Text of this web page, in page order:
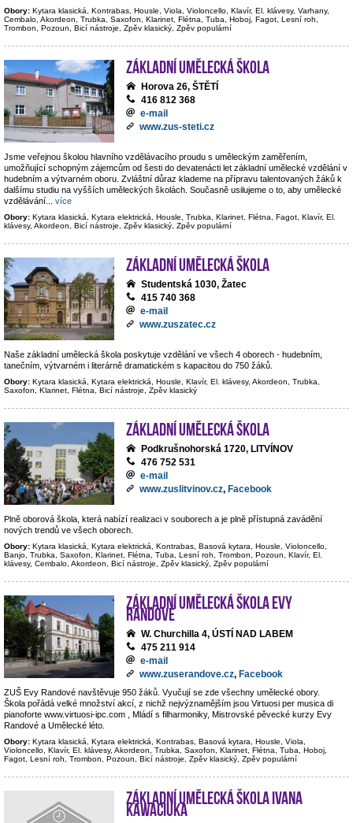
Obory: Kytara klasická, Kontrabas, Housle, Viola, Violoncello, Klavír, El. klávesy, Varhany,
Cembalo, Akordeon, Trubka, Saxofon, Klarinet, Flétna, Tuba, Hoboj, Fagot, Lesní roh,
Trombon, Pozoun, Bicí nástroje, Zpěv klasický, Zpěv populární
Základní umělecká škola
Horova 26, ŠTĚTÍ
416 812 368
e-mail
www.zus-steti.cz
Jsme veřejnou školou hlavního vzdělávacího proudu s uměleckým zaměřením,
umožňující schopným zájemcům od šesti do devatenácti let základní umělecké vzdělání v
hudebním a výtvarném oboru. Zvláštní důraz klademe na přípravu talentovaných žáků k
dalšímu studiu na vyšších uměleckých školách. Současně usilujeme o to, aby umělecké
vzdělávání
více
Obory: Kytara klasická, Kytara elektrická, Housle, Trubka, Klarinet, Flétna, Fagot, Klavír, El.
klávesy, Akordeon, Bicí nástroje, Zpěv klasický, Zpěv populární
Základní umělecká škola
Studentská 1030, Žatec
415 740 368
e-mail
www.zuszatec.cz
Naše základní umělecká škola poskytuje vzdělání ve všech 4 oborech - hudebním,
tanečním, výtvarném i literárně dramatickém s kapacitou do 750 žáků.
Obory: Kytara klasická, Kytara elektrická, Housle, Klavír, El. klávesy, Akordeon, Trubka,
Saxofon, Klarinet, Flétna, Bicí nástroje, Zpěv klasický
Základní umělecká škola
Podkrušnohorská 1720, LITVÍNOV
476 752 531
e-mail
www.zuslitvinov.cz, Facebook
Plně oborová škola, která nabízí realizaci v souborech a je plně přístupná zavádění
nových trendů ve všech oborech.
Obory: Kytara klasická, Kytara elektrická, Kontrabas, Basová kytara, Housle, Violoncello,
Banjo, Trubka, Saxofon, Klarinet, Flétna, Tuba, Lesní roh, Trombon, Pozoun, Klavír, El.
klávesy, Cembalo, Akordeon, Bicí nástroje, Zpěv klasický, Zpěv populární
Základní umělecká škola Evy
Randové
W. Churchilla 4, ÚSTÍ NAD LABEM
475 211 914
e-mail
www.zuserandove.cz, Facebook
ZUŠ Evy Randové navštěvuje 950 žáků. Vyučují se zde všechny umělecké obory.
Škola pořádá velké množství akcí, z nichž nejvýznamějším jsou Virtuosi per musica di
pianoforte www.virtuosi-ipc.com , Mládí s filharmoniky, Mistrovské pěvecké kurzy Evy
Randové a Umělecké léto.
Obory: Kytara klasická, Kytara elektrická, Kontrabas, Basová kytara, Housle, Viola,
Violoncello, Klavír, El. klávesy, Akordeon, Trubka, Saxofon, Klarinet, Flétna, Tuba, Hoboj,
Fagot, Lesní roh, Trombon, Pozoun, Bicí nástroje, Zpěv klasický, Zpěv populární
Základní umělecká škola Ivana
Kawaciuka